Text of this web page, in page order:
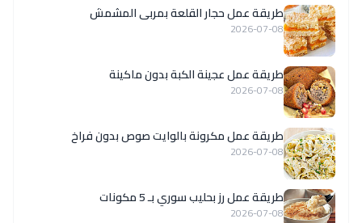
طريقة عمل حجار القلعة بمربى المشمش
2026-07-08
طريقة عمل عجينة الكبة بدون ماكينة
2026-07-08
طريقة عمل مكرونة بالوايت صوص بدون فراخ
2026-07-08
طريقة عمل رز بحليب سوري بـ 5 مكونات
2026-07-08